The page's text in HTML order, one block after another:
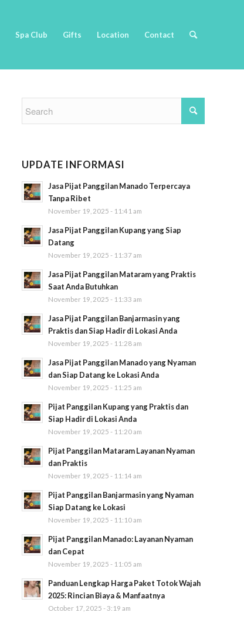
Spa Club Gifts Location Contact
UPDATE INFORMASI
Jasa Pijat Panggilan Manado Terpercaya
Tanpa Ribet
November 19, 2025 - 11:41 am
Jasa Pijat Panggilan Kupang yang Siap
Datang
November 19, 2025 - 11:37 am
Jasa Pijat Panggilan Mataram yang Praktis
Saat Anda Butuhkan
November 19, 2025 - 11:33 am
Jasa Pijat Panggilan Banjarmasin yang
Praktis dan Siap Hadir di Lokasi Anda
November 19, 2025 - 11:28 am
Jasa Pijat Panggilan Manado yang Nyaman
dan Siap Datang ke Lokasi Anda
November 19, 2025 - 11:25 am
Pijat Panggilan Kupang yang Praktis dan
Siap Hadir di Lokasi Anda
November 19, 2025 - 11:20 am
Pijat Panggilan Mataram Layanan Nyaman
dan Praktis
November 19, 2025 - 11:14 am
Pijat Panggilan Banjarmasin yang Nyaman
Siap Datang ke Lokasi
November 19, 2025 - 11:10 am
Pijat Panggilan Manado: Layanan Nyaman
dan Cepat
November 19, 2025 - 11:05 am
Panduan Lengkap Harga Paket Totok Wajah
2025: Rincian Biaya & Manfaatnya
October 17, 2025 - 3:19 am